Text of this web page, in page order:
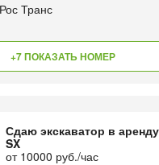
Транс
+7 ПОКАЗАТЬ НОМЕР
Сдаю экскаватор в
SX
от 10000 руб./час